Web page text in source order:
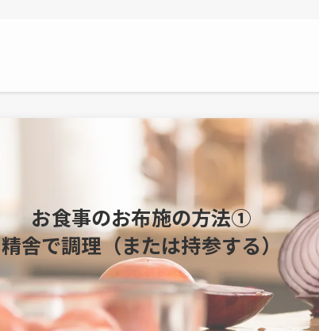
お食事のお布施の方法①
精舎で調理（または持参する）